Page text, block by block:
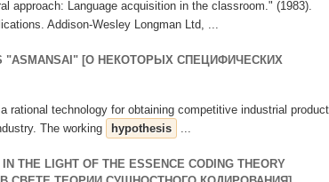
approach: Language acquisition in the classroom." (1983).
Addison-Wesley Longman Ltd, ...
"ASMANSAI" [О НЕКОТОРЫХ СПЕЦИФИЧЕСКИХ
rational technology for obtaining competitive industrial
The working
hypothesis
...
THE LIGHT OF THE ESSENCE CODING THEORY